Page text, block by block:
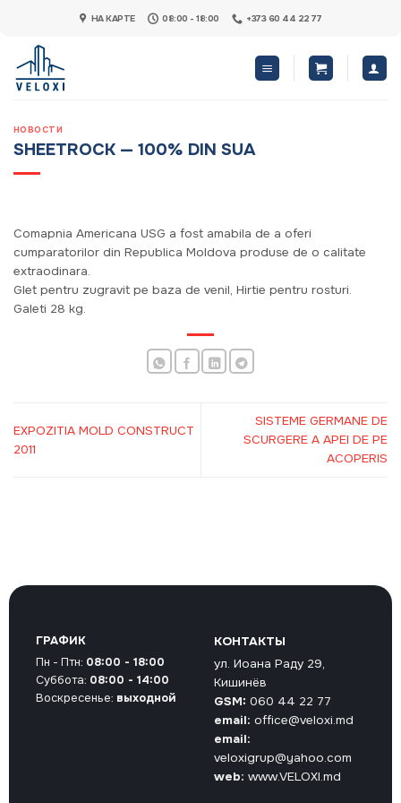
content
НА КАРТЕ 08:00 - 18:00 +373 60 44 22 77
НОВОСТИ
SHEETROCK — 100% DIN SUA
Comapnia Americana USG a fost amabila de a oferi
cumparatorilor din Republica Moldova produse de o calitate
extraodinara.
Glet pentru zugravit pe baza de venil, Hirtie pentru rosturi.
Galeti 28 kg.
EXPOZITIA MOLD CONSTRUCT
2011
SISTEME GERMANE DE
SCURGERE A APEI DE PE
ACOPERIS
КОНТАКТЫ
ул. Иоана Раду 29,
Кишинёв
GSM: 060 44 22 77
email: office@veloxi.md
email:
veloxigrup@yahoo.com
web: www.VELOXI.md
ГРАФИК
Пн - Птн: 08:00 - 18:00
Суббота: 08:00 - 14:00
Воскресенье: выходной